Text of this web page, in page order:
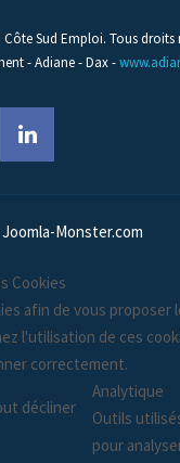
Sud Emploi. Tous droits
- Adiane - Dax -
Monster.com
Cookies
afin de vous proposer
l'utilisation de ces
correctement.
décliner
Analytique
Outils
pour